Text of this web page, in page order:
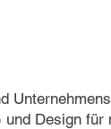
Design für